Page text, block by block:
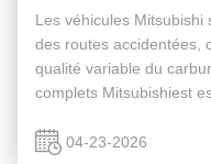
Les véhicules
des routes accidentées,
qualité variable du
complets Mitsubishiest
Équateur...
04-23-2026